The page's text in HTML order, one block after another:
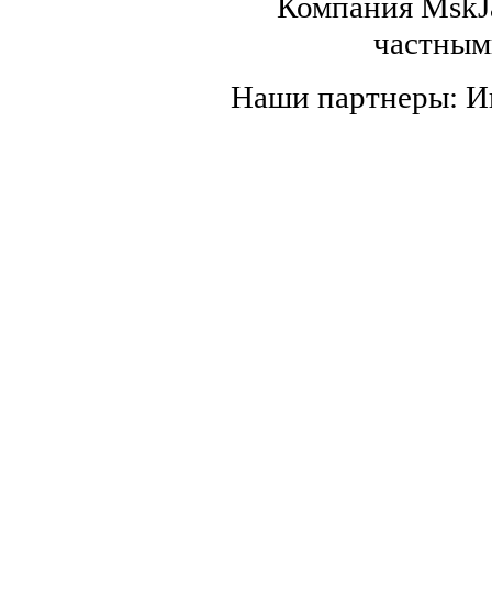
Наши партнеры: